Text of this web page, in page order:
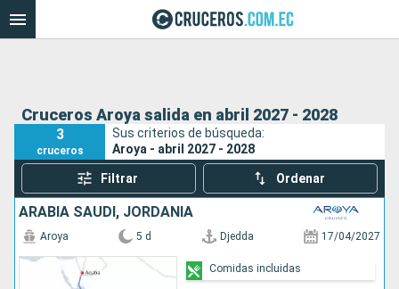
Cruceros Aroya salida en abril 2027 - 2028
3
cruceros
Sus criterios de búsqueda:
Aroya - abril 2027 - 2028
Filtrar Ordenar
ARABIA SAUDÍ, JORDANIA
Aroya 5 d Djedda 17/04/2027
Comidas incluidas